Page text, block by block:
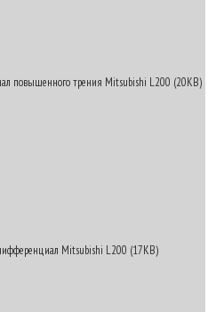
повышенного трения Mitsubishi L200 (20KB)
Mitsubishi L200 (17KB)